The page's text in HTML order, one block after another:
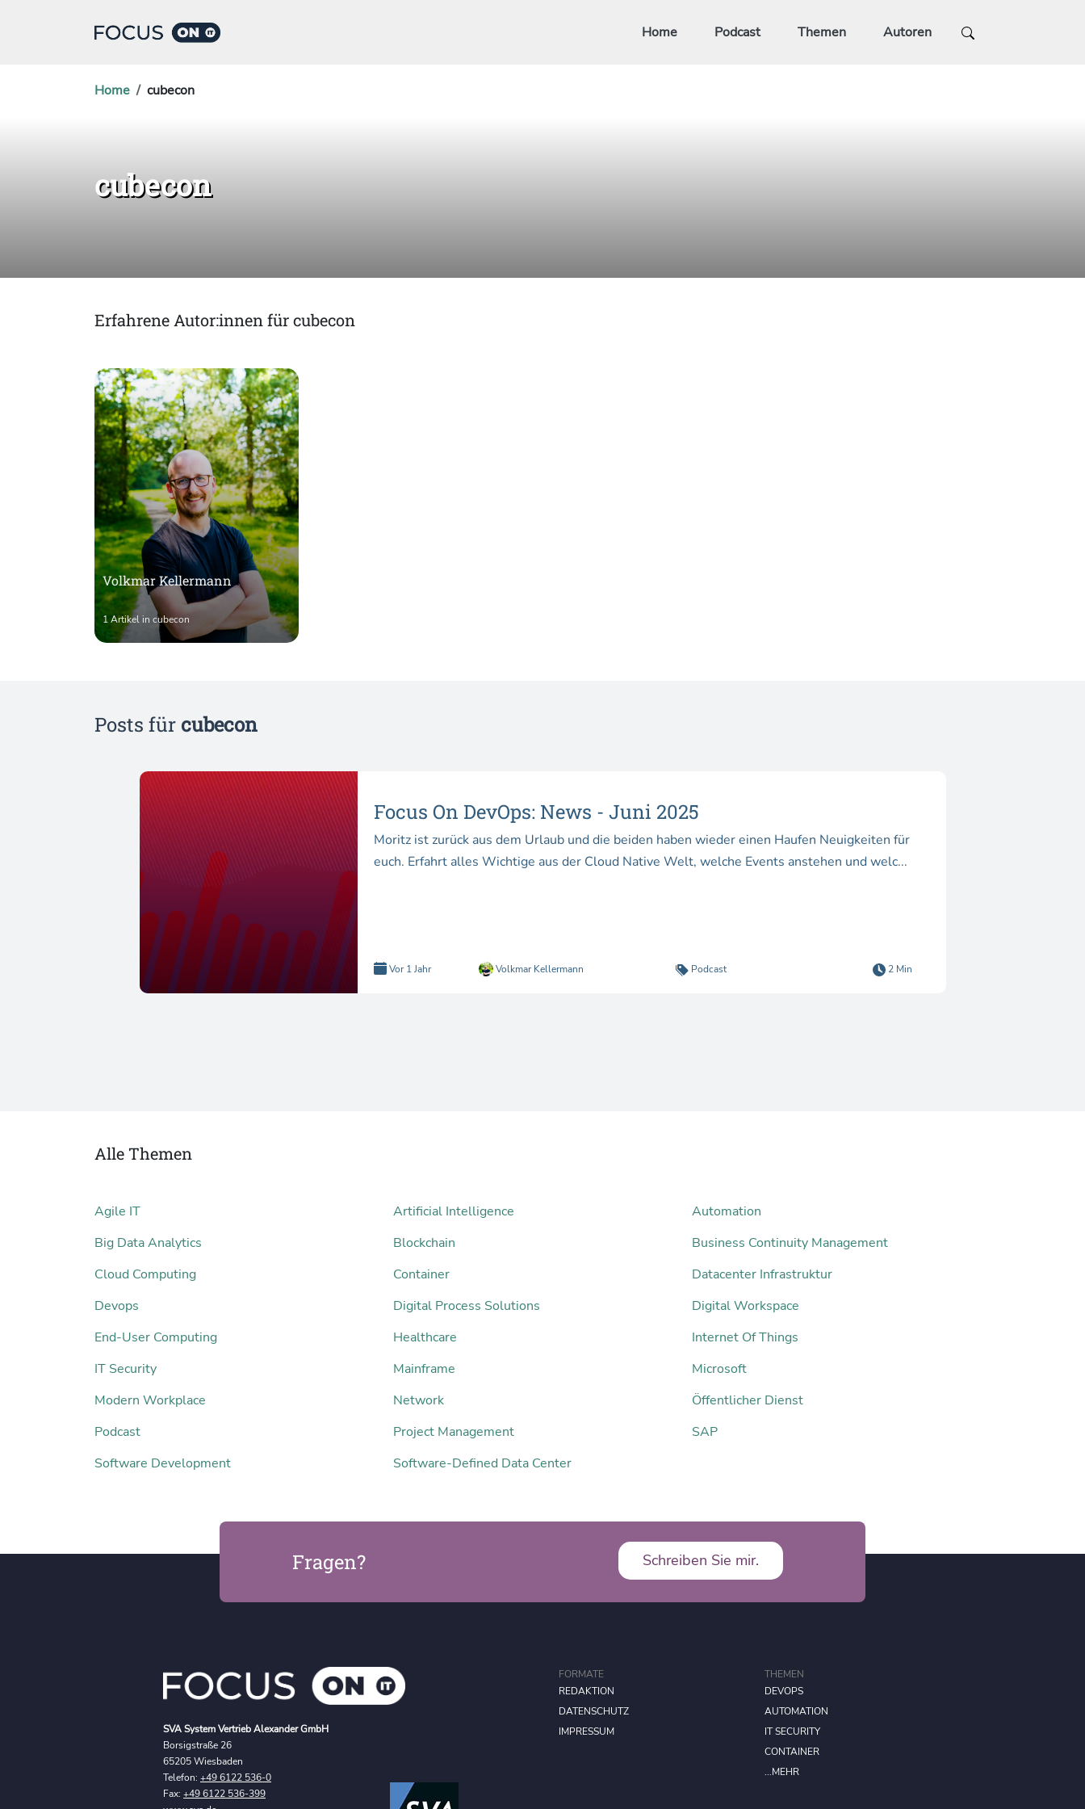
Home Podcast Themen Autoren
Home cubecon
cubecon
Erfahrene Autor:innen für cubecon
Volkmar Kellermann
1 Artikel in cubecon
Posts für cubecon
Focus On DevOps: News - Juni 2025
Moritz ist zurück aus dem Urlaub und die beiden haben wieder einen Haufen Neuigkeiten für
euch. Erfahrt alles Wichtige aus der Cloud Native Welt, welche Events anstehen und welc...
Vor 1 Jahr Volkmar Kellermann Podcast 2 Min
Alle Themen
Agile IT Artificial Intelligence
Automation
Big Data Analytics
Blockchain
Business Continuity Management
Cloud Computing
Container
Datacenter Infrastruktur
Devops
Digital Process Solutions
Digital Workspace
End-User Computing
Healthcare
Internet Of Things
IT Security
Mainframe
Microsoft
Modern Workplace
Network
Öffentlicher Dienst
Podcast
Project Management
SAP
Software Development
Software-Defined Data Center
Fragen? Schreiben Sie mir.
SVA System Vertrieb Alexander GmbH
Borsigstraße 26
65205 Wiesbaden
Telefon: +49 6122 536-0
Fax: +49 6122 536-399
FORMATE
REDAKTION
DATENSCHUTZ
IMPRESSUM
THEMEN
DEVOPS
AUTOMATION
IT SECURITY
CONTAINER
...MEHR